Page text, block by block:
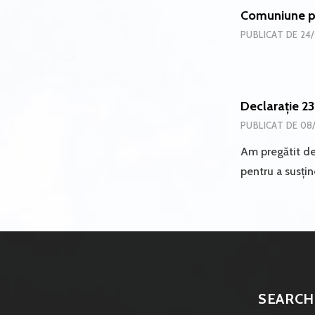
Comuniune
PUBLICAT DE
Declarație
PUBLICAT DE
Am pregătit
pentru a
SEARCH